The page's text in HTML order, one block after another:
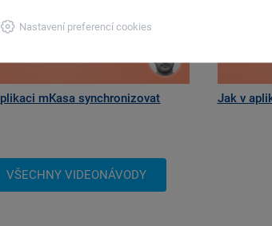
Nastavení preferencí cookies
mKasa synchronizovat
Jak v
VŠECHNY VIDEONÁVODY